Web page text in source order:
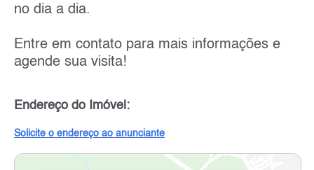
no dia a dia.
Entre em contato para mais informações e
agende sua visita!
Endereço do Imóvel:
Solicite o endereço ao anunciante